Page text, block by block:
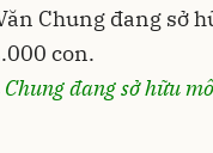
Chung đang sở hữu